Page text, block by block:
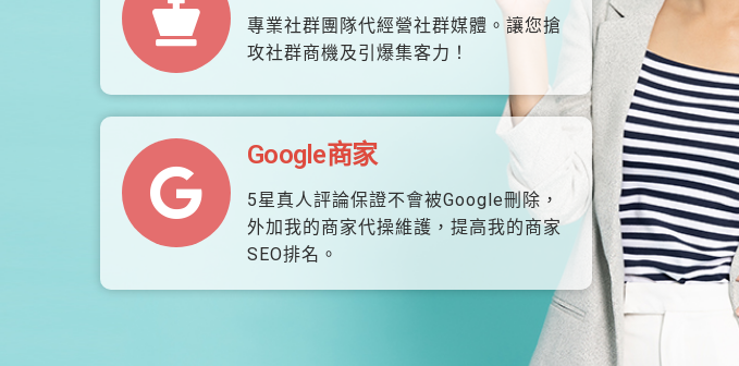
專業社群團隊代經營社群媒體。讓您搶
攻社群商機及引爆集客力！
Google商家
5星真人評論保證不會被Google刪除，
外加我的商家代操維護，提高我的商家
SEO排名。